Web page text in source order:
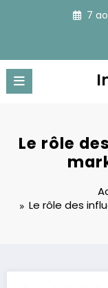
7
Le rôle
Le rôle des